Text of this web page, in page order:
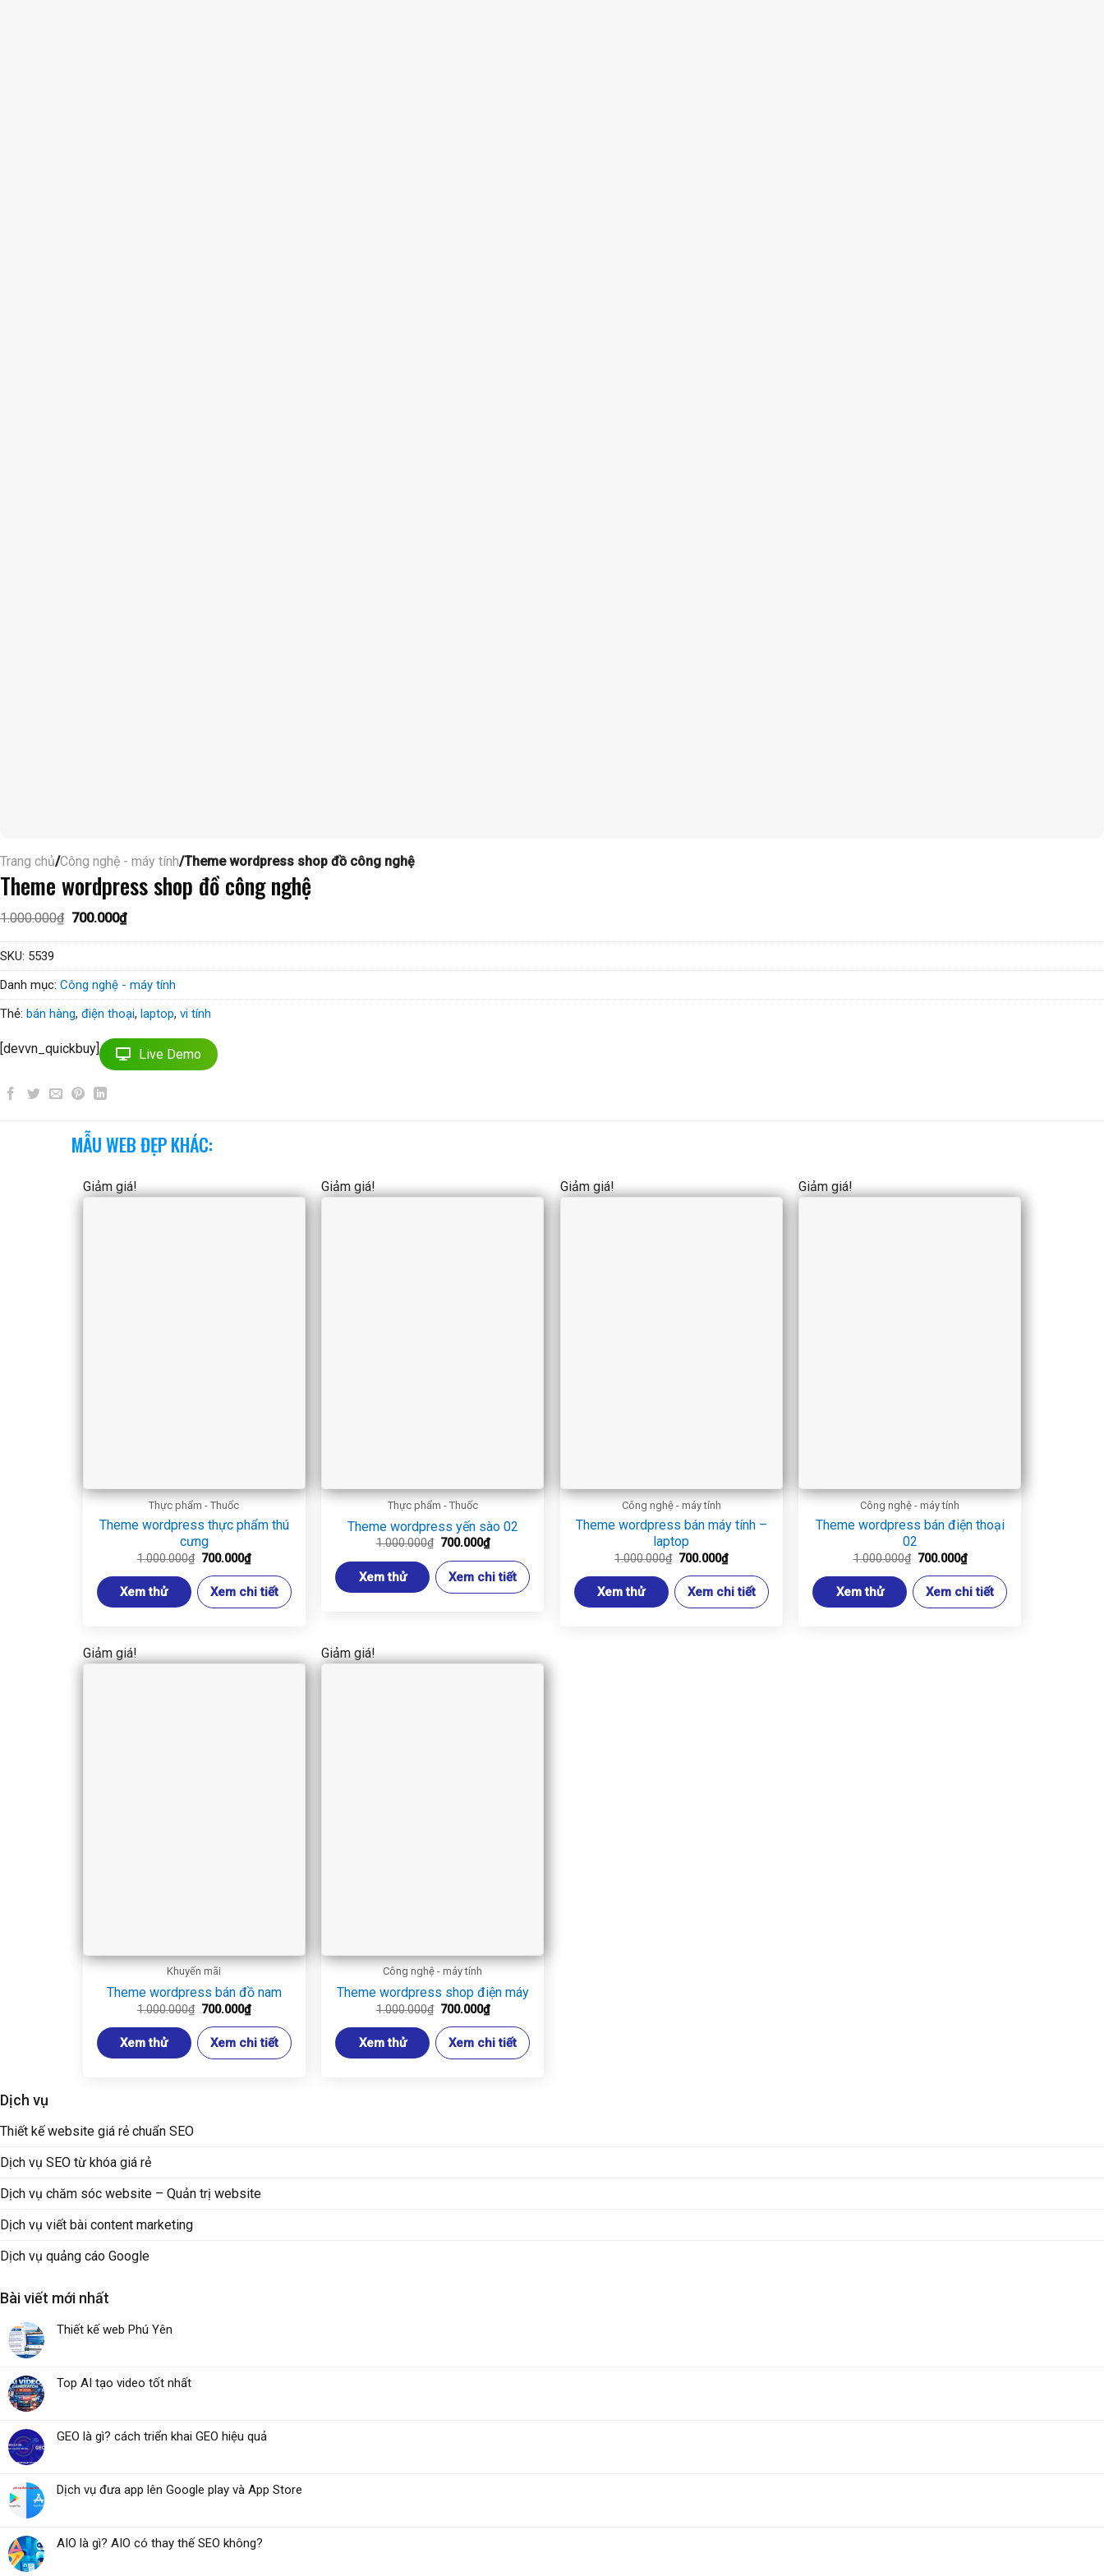
Trang chủ/Công nghệ - máy tính/Theme wordpress shop đồ công nghệ
Theme wordpress shop đồ công nghệ
1.000.000₫ Giá
là:
700.000₫Giá
hiện
tại
700.000₫.
SKU: 5539
Danh mục: Công nghệ - máy tính
Thẻ: bán hàng, điện thoại, laptop, vi tính
[devvn_quickbuy] Live Demo
MẪU WEB ĐẸP KHÁC:
Giảm giá!
Thực phẩm - Thuốc
Theme wordpress thực phẩm thú
cưng
1.000.000₫ Giá
là:
1.000.000₫.
700.000₫Giá
hiện
tại
là:
700.000₫.
Xem thử Xem chi tiết
Giảm giá!
Thực phẩm - Thuốc
Theme wordpress yến sào 02
1.000.000₫ Giá
là:
1.000.000₫.
700.000₫Giá
hiện
tại
là:
700.000₫.
Xem thử Xem chi tiết
Giảm giá!
Công nghệ - máy tính
Theme wordpress bán máy tính –
laptop
1.000.000₫ Giá
là:
1.000.000₫.
700.000₫Giá
hiện
tại
là:
700.000₫.
Xem thử Xem chi tiết
Giảm giá!
Công nghệ - máy tính
Theme wordpress bán điện thoại
02
1.000.000₫ Giá
là:
1.000.000₫.
700.000₫Giá
hiện
tại
là:
700.000₫.
Xem thử Xem chi tiết
Giảm giá!
Khuyến mãi
Theme wordpress bán đồ nam
1.000.000₫ Giá
là:
1.000.000₫.
700.000₫Giá
hiện
tại
là:
700.000₫.
Xem thử Xem chi tiết
Giảm giá!
Công nghệ - máy tính
Theme wordpress shop điện máy
1.000.000₫ Giá
là:
1.000.000₫.
700.000₫Giá
hiện
tại
là:
700.000₫.
Xem thử Xem chi tiết
Dịch vụ
Thiết kế website giá rẻ chuẩn SEO
Dịch vụ SEO từ khóa giá rẻ
Dịch vụ chăm sóc website – Quản trị website
Dịch vụ viết bài content marketing
Dịch vụ quảng cáo Google
Bài viết mới nhất
Thiết kế web Phú Yên
Top AI tạo video tốt nhất
GEO là gì? cách triển khai GEO hiệu quả
Dịch vụ đưa app lên Google play và App Store
AIO là gì? AIO có thay thế SEO không?